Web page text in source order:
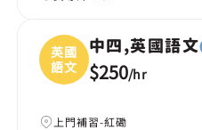
英國
語文
中四,英國語文
$250/hr
上門補習-紅磡